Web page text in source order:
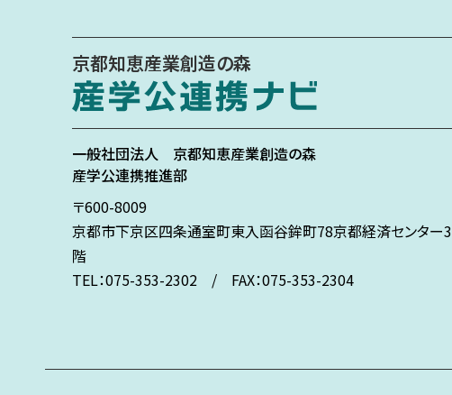
京都知恵産業創造の森
一般社団法人 京都知恵産業創造の森
産学公連携推進部
〒600-8009
京都市下京区四条通室町東入函谷鉾町78京都経済センター3
階
TEL：075-353-2302 / FAX：075-353-2304